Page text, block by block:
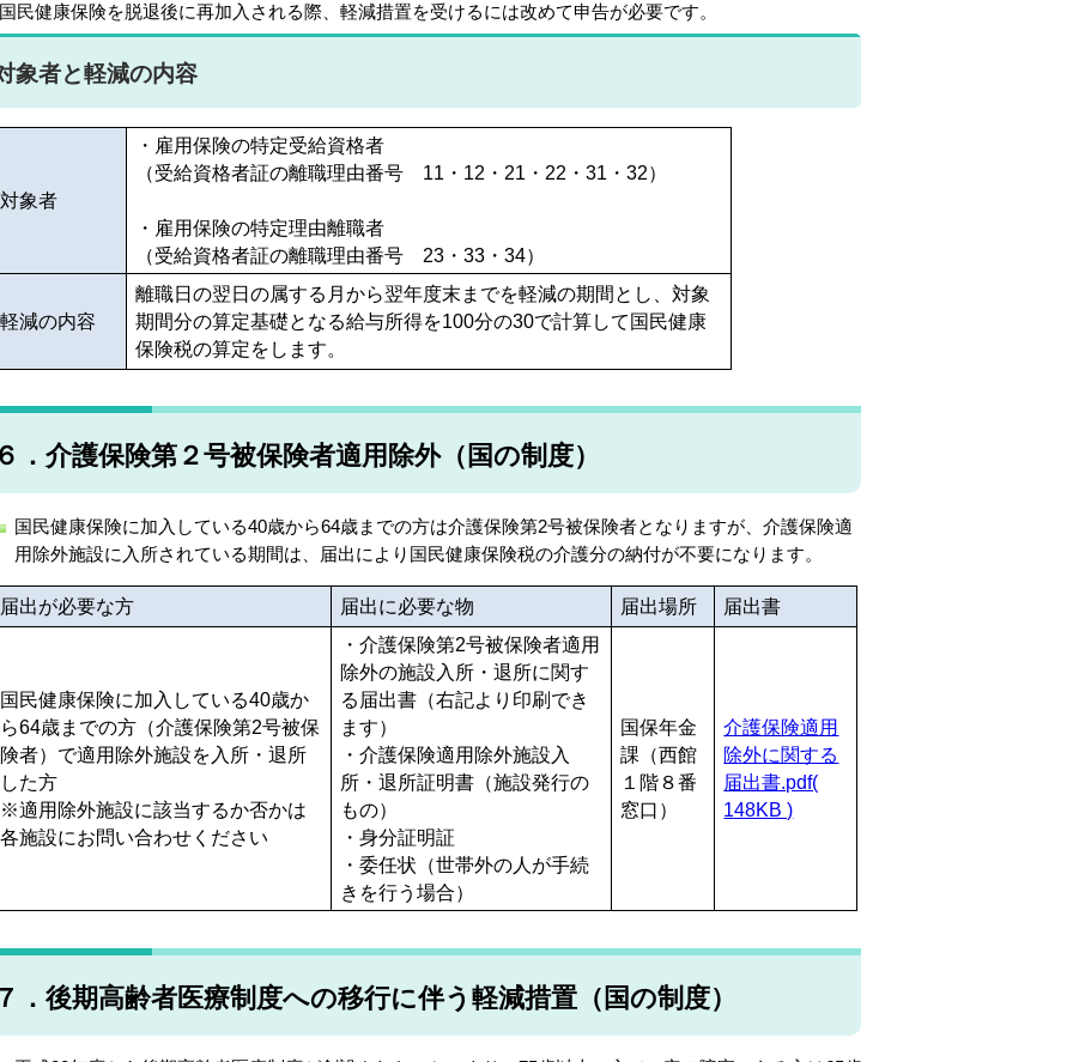
民健康保険を脱退後に再加入される際、軽減措置を受けるには改めて申告が必要です。
象者と軽減の内容
対象者
・雇用保険の特定受給資格者
（受給資格者証の離職理由番号 11・12・21・22・31・32）
・雇用保険の特定理由離職者
（受給資格者証の離職理由番号 23・33・34）
軽減の内容
離職日の翌日の属する月から翌年度末までを軽減の期間とし、対象
期間分の算定基礎となる給与所得を100分の30で計算して国民健康
保険税の算定をします。
．介護保険第２号被保険者適用除外（国の制度）
国民健康保険に加入している40歳から64歳までの方は介護保険第2号被保険者となりますが、介護保険適
用除外施設に入所されている期間は、届出により国民健康保険税の介護分の納付が不要になります。
届出が必要な方 届出に必要な物 届出場所 届出書
国民健康保険に加入している40歳か
ら64歳までの方（介護保険第2号被保
険者）で適用除外施設を入所・退所
した方
※適用除外施設に該当するか否かは
各施設にお問い合わせください
・介護保険第2号被保険者適用
除外の施設入所・退所に関す
る届出書（右記より印刷でき
ます）
・介護保険適用除外施設入
所・退所証明書（施設発行の
もの）
・身分証明証
・委任状（世帯外の人が手続
きを行う場合）
国保年金
課（西館
１階８番
窓口）
介護保険適用
除外に関する
届出書.pdf(
148KB )
．後期高齢者医療制度への移行に伴う軽減措置（国の制度）